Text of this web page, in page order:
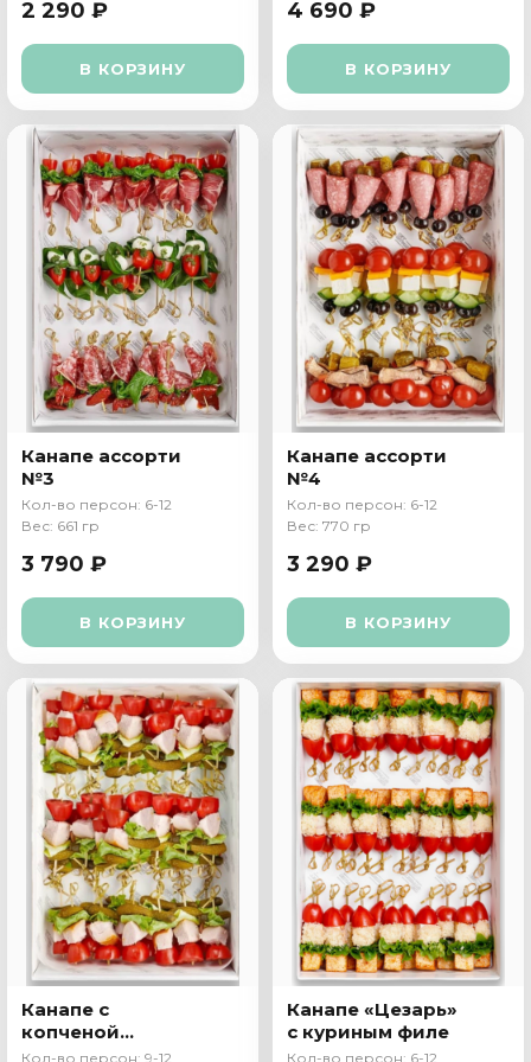
2 290 ₽
В КОРЗИНУ
4 690 ₽
В КОРЗИНУ
Канапе ассорти
№3
Кол-во персон: 6-12
Вес: 661 гр
3 790 ₽
В КОРЗИНУ
Канапе ассорти
№4
Кол-во персон: 6-12
Вес: 770 гр
3 290 ₽
В КОРЗИНУ
Канапе с
копченой
грудкой и
Кол-во персон: 9-12
Канапе «Цезарь»
с куриным филе
Кол-во персон: 6-12